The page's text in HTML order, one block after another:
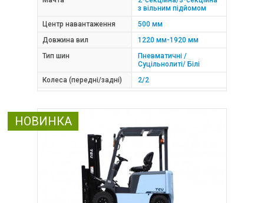
з вільним підйомом
Центр навантаження
500 мм
Довжина вил
1220 мм-1920 мм
Тип шин
Пневматичні /
Суцільнолиті/ Білі
Колеса (передні/задні)
2/2
НОВИНКА